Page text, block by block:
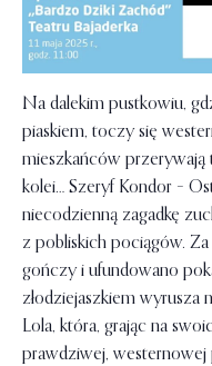
Na dalekim pustkowiu,
piaskiem, toczy się
mieszkańców przerywają
kolei… Szeryf Kondor –
niecodzienną zagadkę
z pobliskich pociągów.
gończy i ufundowano
złodziejaszkiem wyrusza
Lola, która, grając na
prawdziwej,